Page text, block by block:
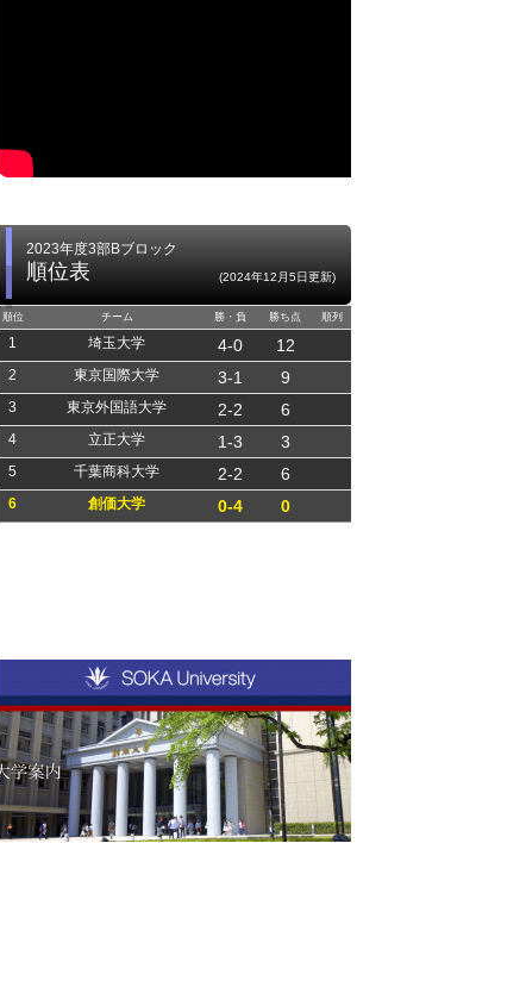
2023年度3部Bブロック
順位表 (2024年12月5日更新)
順位 チーム 勝・負 勝ち点 順列
1 埼玉大学 4-0 12
2 東京国際大学 3-1 9
3 東京外国語大学 2-2 6
4 立正大学 1-3 3
5 千葉商科大学 2-2 6
6 創価大学 0-4 0